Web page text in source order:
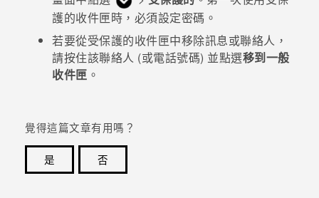
護的收件匣時，必須設定密碼。
若要從受保護的收件匣中移除訊息或聯絡人，
請按住該聯絡人 (或電話號碼) 並點選移到一般
收件匣 。
覺得這篇文章有用嗎？
是
否